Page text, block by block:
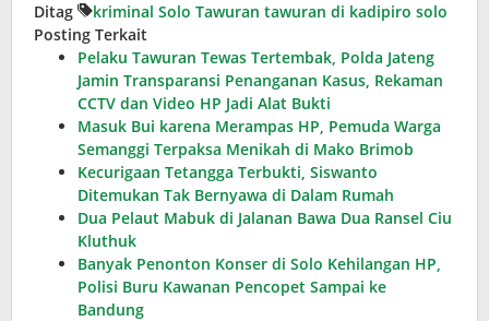
Ditag kriminal Solo Tawuran tawuran di kadipiro solo
Posting Terkait
Pelaku Tawuran Tewas Tertembak, Polda Jateng
Jamin Transparansi Penanganan Kasus, Rekaman
CCTV dan Video HP Jadi Alat Bukti
Masuk Bui karena Merampas HP, Pemuda Warga
Semanggi Terpaksa Menikah di Mako Brimob
Kecurigaan Tetangga Terbukti, Siswanto
Ditemukan Tak Bernyawa di Dalam Rumah
Dua Pelaut Mabuk di Jalanan Bawa Dua Ransel Ciu
Kluthuk
Banyak Penonton Konser di Solo Kehilangan HP,
Polisi Buru Kawanan Pencopet Sampai ke
Bandung